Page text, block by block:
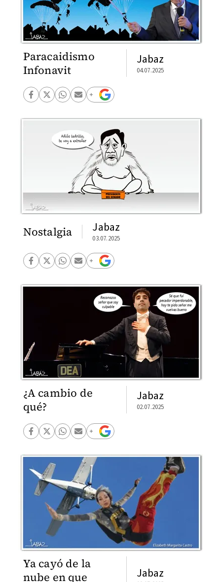
Paracaidismo
Infonavit
Jabaz
04.07.2025
Nostalgia Jabaz
03.07.2025
¿A cambio de
qué?
Jabaz
02.07.2025
Ya cayó de la
nube en que
Jabaz